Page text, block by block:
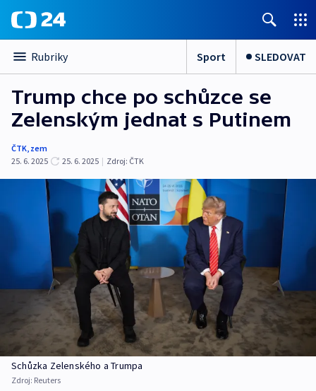
Rubriky Sport SLEDOVAT
Trump chce po schůzce se
Zelenským jednat s Putinem
ČTK, zem
25. 6. 2025
25. 6. 2025 | Zdroj: ČTK
Schůzka Zelenského a Trumpa
Zdroj: Reuters